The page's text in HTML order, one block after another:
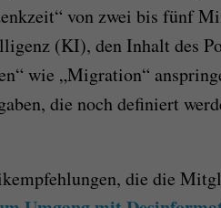
von zwei bis fünf
(KI), den Inhalt des
wie „Migration“
die noch definiert
die die